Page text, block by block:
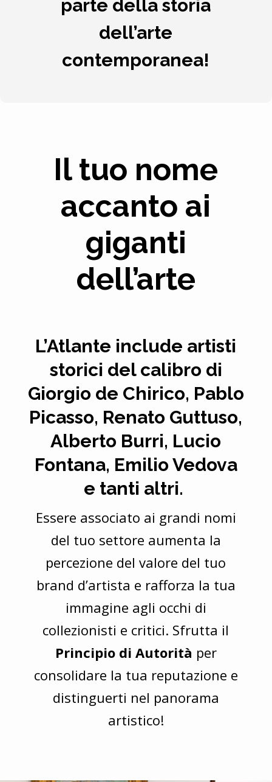
parte della storia
dell’arte
contemporanea!
Il tuo nome
accanto ai
giganti
dell’arte
L’Atlante include artisti
storici del calibro di
Giorgio de Chirico, Pablo
Picasso, Renato Guttuso,
Alberto Burri, Lucio
Fontana, Emilio Vedova
e tanti altri.
Essere associato ai grandi nomi
del tuo settore aumenta la
percezione del valore del tuo
brand d’artista e rafforza la tua
immagine agli occhi di
collezionisti e critici. Sfrutta il
Principio di Autorità per
consolidare la tua reputazione e
distinguerti nel panorama
artistico!